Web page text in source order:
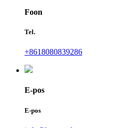
Foon
Tel.
+8618080839286
E-pos
E-pos